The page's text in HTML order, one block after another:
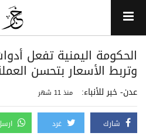
الحكومة اليمنية تفعل
وتربط الأسعار بتحسن
عدن- خبر للأنباء: منذ 11 شهر
شارك غرد